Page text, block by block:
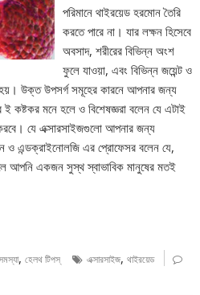
পরিমানে থাইরয়েড হরমোন তৈরি
করতে পারে না। যার লক্ষন হিসেবে
অবসাদ, শরীরের বিভিন্ন অংশ
ফুলে যাওয়া, এবং বিভিন্ন জয়েন্ট ও
উক্ত উপসর্গ সমূহের কারনে আপনার জন্য
ই কষ্টকর মনে হলে ও বিশেষজ্ঞরা বলেন যে এটাই
যে এক্সারসাইজগুলো আপনার জন্য
ও এন্ডক্রাইনোলজি এর প্রোফেসর বলেন যে,
আপনি একজন সুস্থ স্বাভাবিক মানুষের মতই
,হেলথ টিপস্ এক্সারসাইজ,থাইরয়েড